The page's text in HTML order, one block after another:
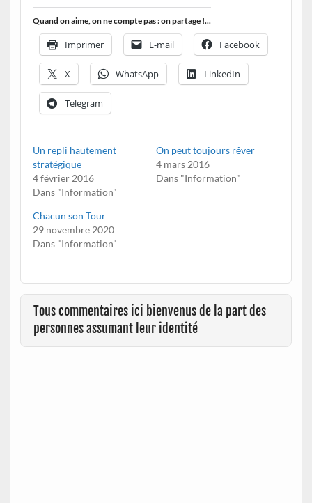
Quand on aime, on ne compte pas : on partage !...
Imprimer E-mail Facebook
X WhatsApp LinkedIn
Telegram
Un repli hautement
stratégique
4 février 2016
Dans "Information"
On peut toujours rêver
4 mars 2016
Dans "Information"
Chacun son Tour
29 novembre 2020
Dans "Information"
Tous commentaires ici bienvenus de la part des
personnes assumant leur identité